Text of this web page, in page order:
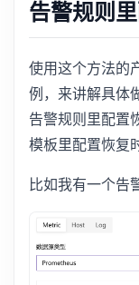
告警规则
使用这个方法的
例，来讲解具体
告警规则里配置
模板里配置恢复
比如我有一个告